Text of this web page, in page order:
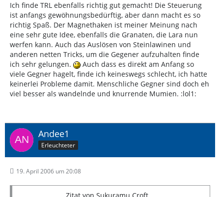
Ich finde TRL ebenfalls richtig gut gemacht! Die Steuerung
ist anfangs gewöhnungsbedürftig, aber dann macht es so
richtig Spaß. Der Magnethaken ist meiner Meinung nach
eine sehr gute Idee, ebenfalls die Granaten, die Lara nun
werfen kann. Auch das Auslösen von Steinlawinen und
anderen netten Tricks, um die Gegener aufzuhalten finde
ich sehr gelungen.
Auch dass es direkt am Anfang so
viele Gegner hagelt, finde ich keineswegs schlecht, ich hatte
keinerlei Probleme damit. Menschliche Gegner sind doch eh
viel besser als wandelnde und knurrende Mumien. :lol1:
Andee1
Erleuchteter
19. April 2006 um 20:08